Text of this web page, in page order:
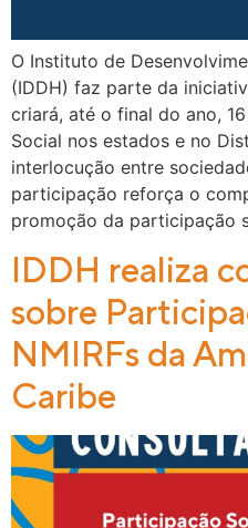
O Instituto de
(IDDH) faz parte da
criará, até o final do ano,
Social nos estados e no
interlocução entre
participação reforça o
promoção da participação
IDDH realiza
sobre
NMIRFs da
Caribe